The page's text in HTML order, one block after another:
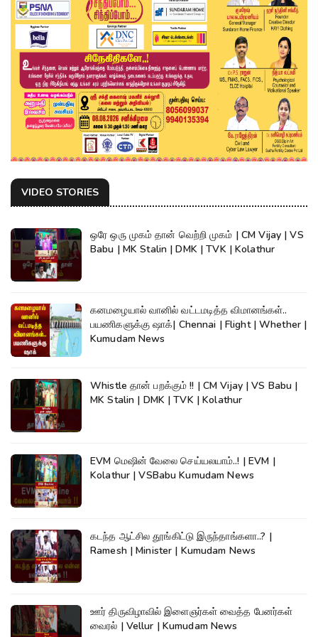
VIDEO STORIES
ஒரே ஒரு முகம் தான் வெற்றி முகம் | CM Vijay | VS
Babu | MK Stalin | DMK | TVK | Kolathur
கனமழையால் வானில் வட்டமடித்த விமானங்கள்..
பயணிகளுக்கு ஷாக்| Chennai | Flight | Whether |
Kumudam News
Whistle தான் பறக்கும் !! | CM Vijay | VS Babu |
MK Stalin | DMK | TVK | Kolathur
EVM மெஷின் வேலை செய்யலயாம்..! | EVM |
Kolathur | VSBabu Kumudam News
கடந்த ஆட்சில தூங்கிட்டு இருந்தாங்களா..? |
Ramesh | Minister | Kumudam News
ஊர் திருவிழாவில் இளைஞர்கள் வைத்த பேனர்கள்
வைரல் | Vellur | Kumudam News